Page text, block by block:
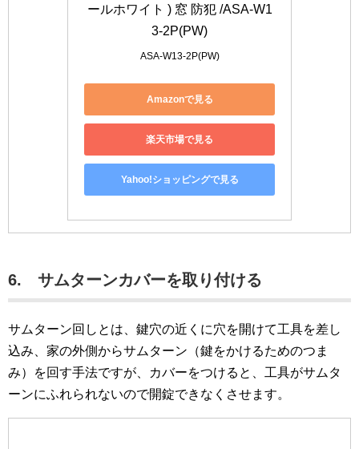
ールホワイト ) 窓 防犯 /ASA-W1
3-2P(PW)
ASA-W13-2P(PW)
Amazonで見る
楽天市場で見る
Yahoo!ショッピングで見る
6. サムターンカバーを取り付ける
サムターン回しとは、鍵穴の近くに穴を開けて工具を差し
込み、家の外側からサムターン（鍵をかけるためのつま
み）を回す手法ですが、カバーをつけると、工具がサムタ
ーンにふれられないので開錠できなくさせます。